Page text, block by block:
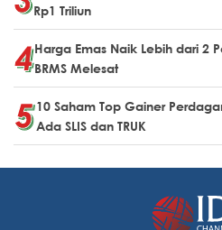
Rp1 Triliun
Harga Emas Naik Lebih dari 2
BRMS Melesat
10 Saham Top Gainer
Ada SLIS dan TRUK